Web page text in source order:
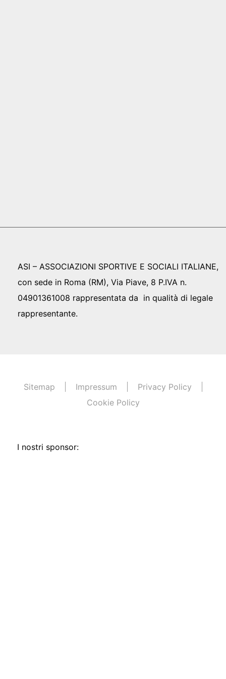
ASI – ASSOCIAZIONI SPORTIVE E SOCIALI ITALIANE,
con sede in Roma (RM), Via Piave, 8 P.IVA n.
04901361008 rappresentata da in qualità di legale
rappresentante.
Sitemap Impressum
Privacy Policy
Cookie Policy
I nostri sponsor: